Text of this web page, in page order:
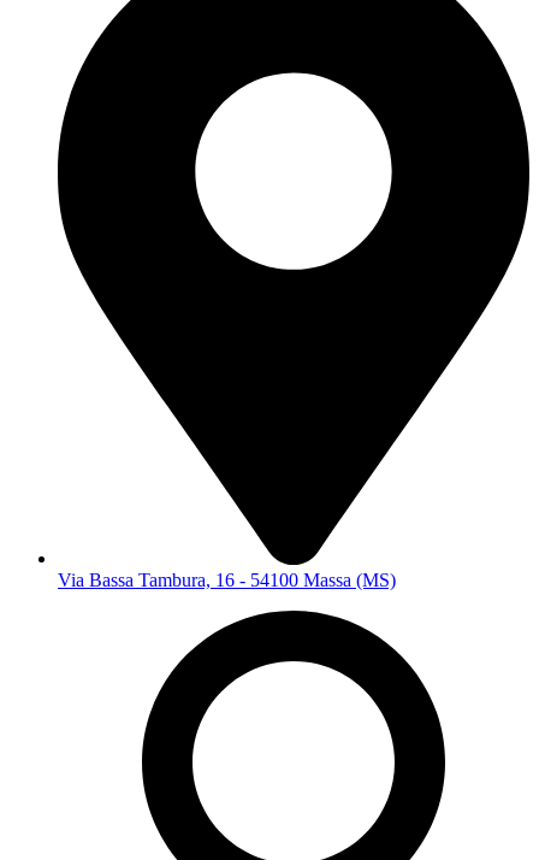
Via Bassa Tambura, 16 - 54100 Massa (MS)